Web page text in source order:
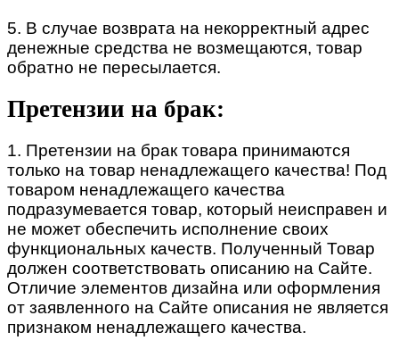
5. В случае возврата на некорректный адрес
денежные средства не возмещаются, товар
обратно не пересылается.
Претензии на брак:
1. Претензии на брак товара принимаются
только на товар ненадлежащего качества! Под
товаром ненадлежащего качества
подразумевается товар, который неисправен и
не может обеспечить исполнение своих
функциональных качеств. Полученный Товар
должен соответствовать описанию на Сайте.
Отличие элементов дизайна или оформления
от заявленного на Сайте описания не является
признаком ненадлежащего качества.